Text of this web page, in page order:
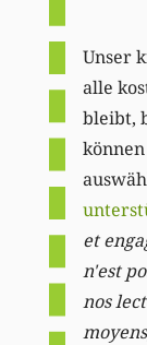
Unser
alle
bleibt,
et
n'est
nos